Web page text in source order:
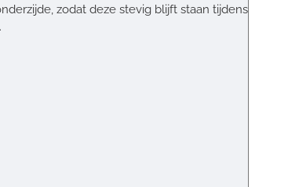
zodat deze stevig blijft staan tijdens gebruik.